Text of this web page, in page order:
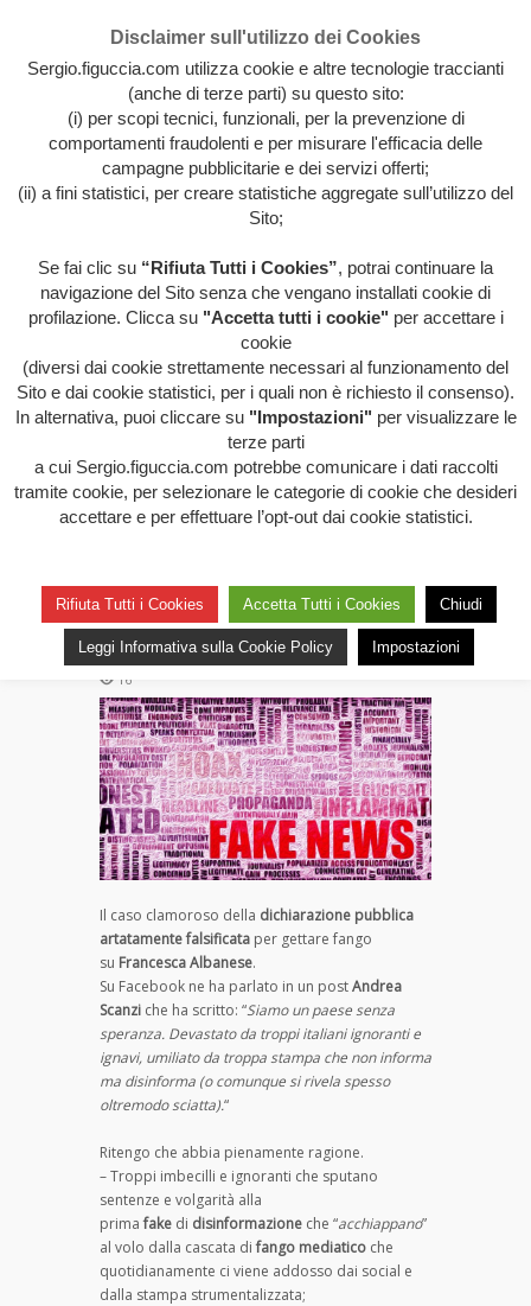
Archivio intera attività artistica di Sergio Figuccia & Opinionismo
personale
HOME/EVENTI/EVIDENZA/HOME/ HORROR
IL POTERE DA POTARE /ITALIA ITALIA
ITALIA/LIBERA-MENTE/ORRORI DI
STAMPA
QUESTA FOLLE SOCIETÀ
SOCIAL
MENTWORK/TRAVERSIE METROPOLITANE /VOCI
DALL'INTERNO/LA BOLLA DI SAPONE DELLA
La bolla di sapone della
disinformazione organizzata
— 27 Febbraio 2026 Commenti disabilitatisu
bolla
di
sapone
della
disinformazione
organizzata
16
Il caso clamoroso della dichiarazione pubblica
artatamente falsificata per gettare fango
su Francesca Albanese.
Su Facebook ne ha parlato in un postAndrea
Scanzi che ha scritto: “Siamo un paese senza
speranza. Devastato da troppi italiani ignoranti e
ignavi, umiliato da troppa stampa che non informa
ma disinforma (o comunque si rivela spesso
oltremodo sciatta).“
Ritengo che abbia pienamente ragione.
– Troppi imbecilli e ignoranti che sputano
sentenze e volgarità alla
primafake di disinformazione che “acchiappano”
al volo dalla cascata difango mediatico che
quotidianamente ci viene addosso dai social e
dalla stampa strumentalizzata;
Disclaimer sull'utilizzo dei Cookies
Sergio.figuccia.com utilizza cookie e altre tecnologie traccianti
(anche di terze parti) su questo sito:
(i) per scopi tecnici, funzionali, per la prevenzione di
comportamenti fraudolenti e per misurare l'efficacia delle
campagne pubblicitarie e dei servizi offerti;
(ii) a fini statistici, per creare statistiche aggregate sull’utilizzo del
Sito;
Se fai clic su “Rifiuta Tutti i Cookies”, potrai continuare la
navigazione del Sito senza che vengano installati cookie di
profilazione. Clicca su "Accetta tutti i cookie" per accettare i
cookie
(diversi dai cookie strettamente necessari al funzionamento del
Sito e dai cookie statistici, per i quali non è richiesto il consenso).
In alternativa, puoi cliccare su "Impostazioni" per visualizzare le
terze parti
a cui Sergio.figuccia.com potrebbe comunicare i dati raccolti
tramite cookie, per selezionare le categorie di cookie che desideri
accettare e per effettuare l’opt-out dai cookie statistici.
Rifiuta Tutti i Cookies Accetta Tutti i Cookies Chiudi
Leggi Informativa sulla Cookie Policy Impostazioni